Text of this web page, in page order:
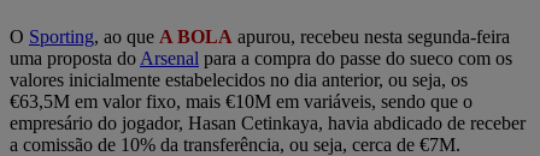
O Sporting, ao que A BOLA apurou, recebeu nesta segunda-feira
uma proposta do Arsenal para a compra do passe do sueco com os
valores inicialmente estabelecidos no dia anterior, ou seja, os
€63,5M em valor fixo, mais €10M em variáveis, sendo que o
empresário do jogador, Hasan Cetinkaya, havia abdicado de receber
a comissão de 10% da transferência, ou seja, cerca de €7M.